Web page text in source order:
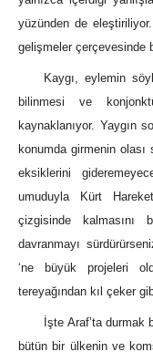
yüzünden de
gelişmeler çerçevesinde
Kaygı, eylemin
bilinmesi ve
kaynaklanıyor. Yaygın
konumda girmenin olası
eksiklerini
umuduyla Kürt
çizgisinde
davranmayı
‘ne büyük projeleri
tereyağından kıl çeker
İşte Araf’ta durmak
bütün bir ülkenin ve